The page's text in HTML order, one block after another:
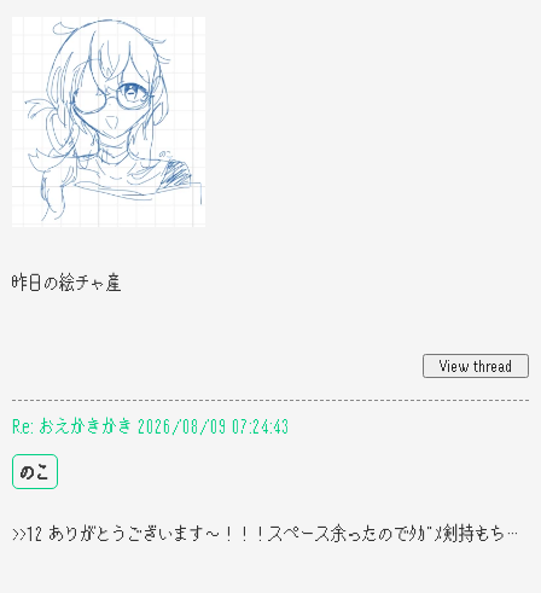
昨日の絵チャ産
Re: おえかきかき 2026/08/09 07:24:43
のこ
>>12 ありがとうございます〜！！！スペース余ったのでﾀｶﾞﾒ剣持もち描きました